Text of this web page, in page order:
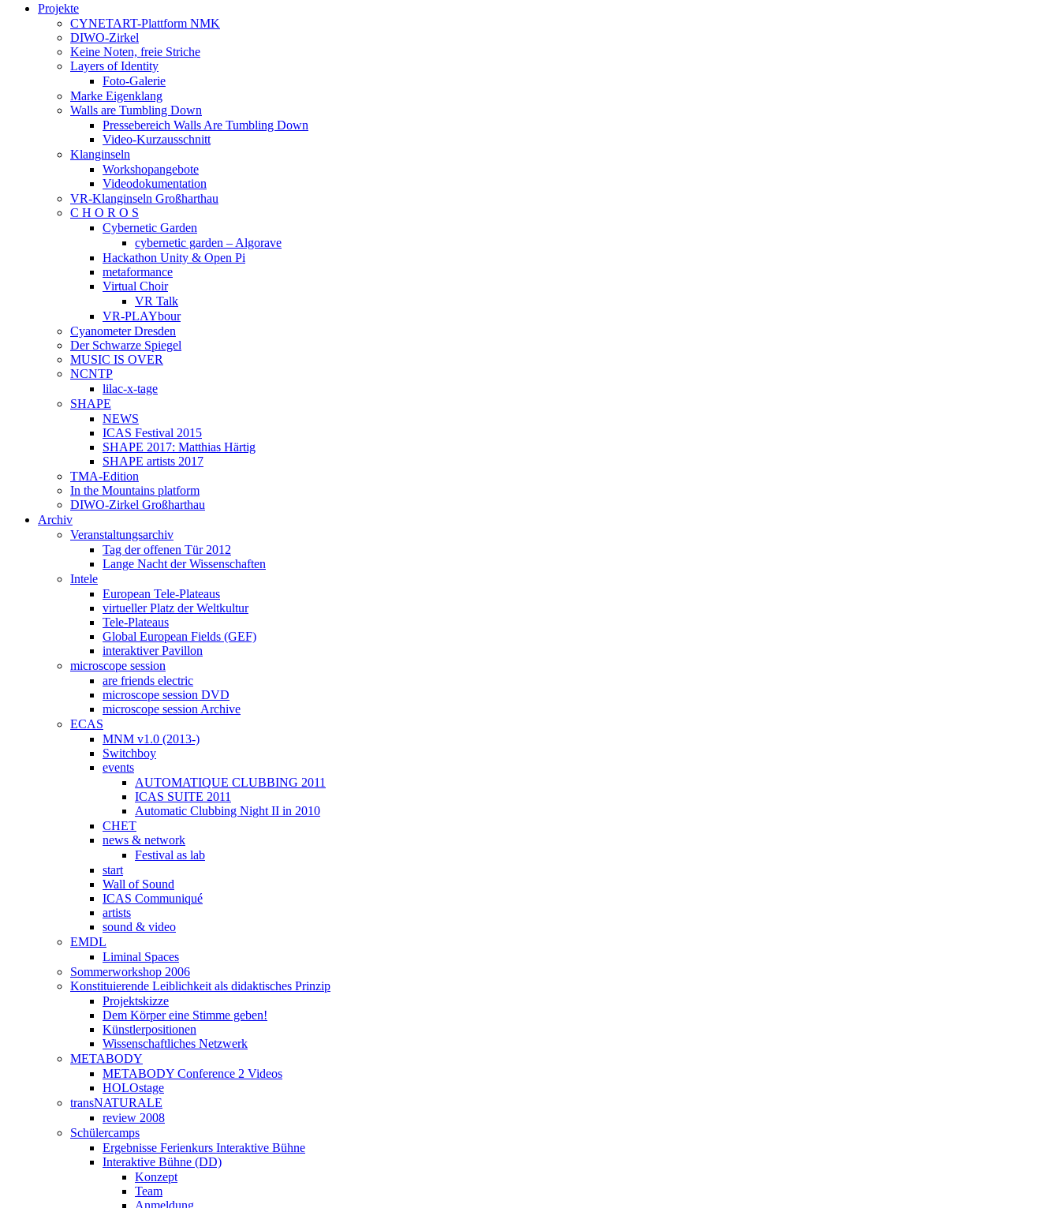
Projekte
CYNETART-Plattform NMK
DIWO-Zirkel
Keine Noten, freie Striche
Layers of Identity
Foto-Galerie
Marke Eigenklang
Walls are Tumbling Down
Pressebereich Walls Are Tumbling Down
Video-Kurzausschnitt
Klanginseln
Workshopangebote
Videodokumentation
VR-Klanginseln Großharthau
C H O R O S
Cybernetic Garden
cybernetic garden – Algorave
Hackathon Unity & Open Pi
metaformance
Virtual Choir
VR Talk
VR-PLAYbour
Cyanometer Dresden
Der Schwarze Spiegel
MUSIC IS OVER
NCNTP
lilac-x-tage
SHAPE
NEWS
ICAS Festival 2015
SHAPE 2017: Matthias Härtig
SHAPE artists 2017
TMA-Edition
In the Mountains platform
DIWO-Zirkel Großharthau
Archiv
Veranstaltungsarchiv
Tag der offenen Tür 2012
Lange Nacht der Wissenschaften
Intele
European Tele-Plateaus
virtueller Platz der Weltkultur
Tele-Plateaus
Global European Fields (GEF)
interaktiver Pavillon
microscope session
are friends electric
microscope session DVD
microscope session Archive
ECAS
MNM v1.0 (2013-)
Switchboy
events
AUTOMATIQUE CLUBBING 2011
ICAS SUITE 2011
Automatic Clubbing Night II in 2010
CHET
news & network
Festival as lab
start
Wall of Sound
ICAS Communiqué
artists
sound & video
EMDL
Liminal Spaces
Sommerworkshop 2006
Konstituierende Leiblichkeit als didaktisches Prinzip
Projektskizze
Dem Körper eine Stimme geben!
Künstlerpositionen
Wissenschaftliches Netzwerk
METABODY
METABODY Conference 2 Videos
HOLOstage
transNATURALE
review 2008
Schülercamps
Ergebnisse Ferienkurs Interaktive Bühne
Interaktive Bühne (DD)
Konzept
Team
Anmeldung